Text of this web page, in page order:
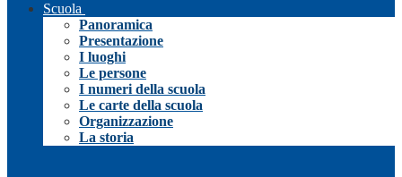
Scuola
Panoramica
Presentazione
I luoghi
Le persone
I numeri della scuola
Le carte della scuola
Organizzazione
La storia